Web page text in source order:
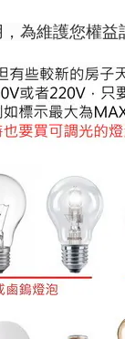
為維護您權